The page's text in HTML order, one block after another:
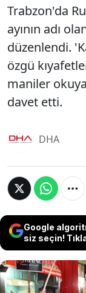
Trabzon'da
ayının adı
düzenlendi.
özgü
maniler
davet etti.
DHA
Google
siz seçin!